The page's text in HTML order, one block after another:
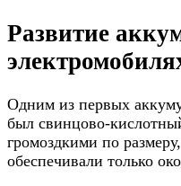
Развитие
Одним из первых
был свинцово-
громоздкими по
обеспечивали только